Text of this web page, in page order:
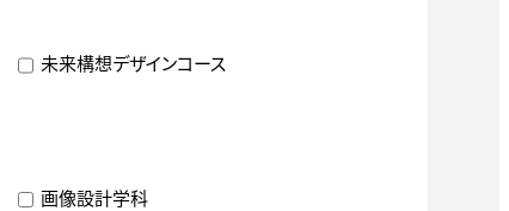
未来構想デザインコース
画像設計学科